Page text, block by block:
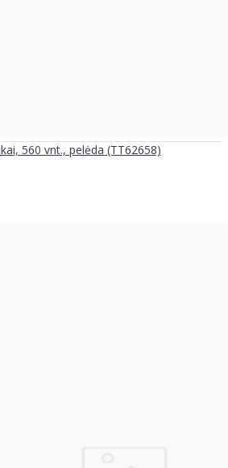
560 vnt., pelėda (TT62658)